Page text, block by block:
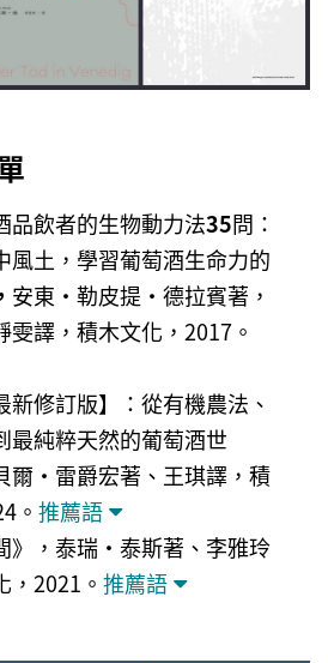
品飲者的生物動力法35問：
風土，學習葡萄酒生命力的
安東・勒皮提・德拉賓著，
雯譯，積木文化，2017。
新修訂版】：從有機農法、
最純粹天然的葡萄酒世
爾・雷爵宏著、王琪譯，積
。 推薦語
》，泰瑞・泰斯著、李雅玲
，2021。 推薦語